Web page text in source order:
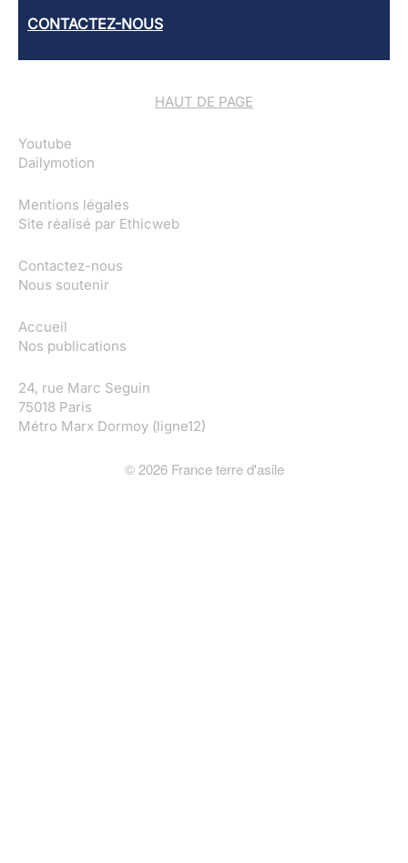
CONTACTEZ-NOUS
HAUT DE PAGE
Youtube
Dailymotion
Mentions légales
Site réalisé par Ethicweb
Contactez-nous
Nous soutenir
Accueil
Nos publications
24, rue Marc Seguin
75018 Paris
Métro Marx Dormoy (ligne12)
©2026France terre d'asile